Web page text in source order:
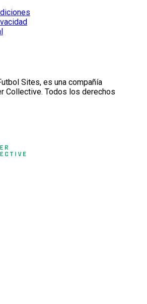
Sites, es una compañía
Collective. Todos los derechos